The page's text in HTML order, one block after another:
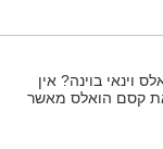
וינאי בוינה? אין
את קסם הואלס מאשר